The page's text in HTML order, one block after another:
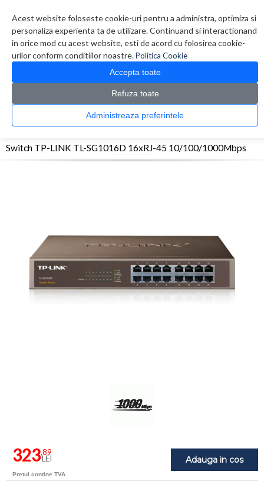
Acest website foloseste cookie-uri pentru a administra, optimiza si
personaliza experienta ta de utilizare. Continuand si interactionand
in orice mod cu acest website, esti de acord cu folosirea cookie-
urilor conform conditiilor noastre.Politica Cookie
Accepta toate
Refuza toate
Administreaza preferintele
0 produs(e)
CATALOG PRODUSE
> Switch-uri >
Switch TP-LINK TL-SG1016D 16xRJ-45
Switch TP-LINK TL-SG1016D 16xRJ-45 10/100/1000Mbps
Adauga in cos
323,89
LEI
Pretul contine TVA